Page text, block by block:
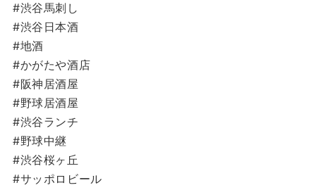
#渋谷馬刺し
#渋谷日本酒
#地酒
#かがたや酒店
#阪神居酒屋
#野球居酒屋
#渋谷ランチ
#野球中継
#渋谷桜ヶ丘
#サッポロビール